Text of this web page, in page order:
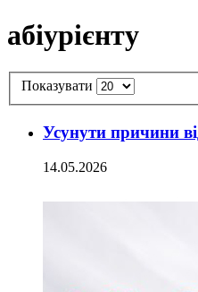
абіурієнту
Показувати
Усунути причини
14.05.2026